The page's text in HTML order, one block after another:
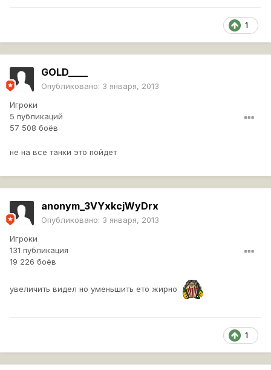
1
GOLD____
Опубликовано: 3 января, 2013
Игроки
5 публикаций
57 508 боёв
не на все танки это пойдет
anonym_3VYxkcjWyDrx
Опубликовано: 3 января, 2013
Игроки
131 публикация
19 226 боёв
увеличить видел но уменьшить ето жирно
1